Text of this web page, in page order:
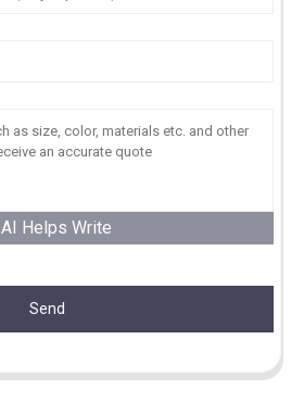
AI Helps Write
Send